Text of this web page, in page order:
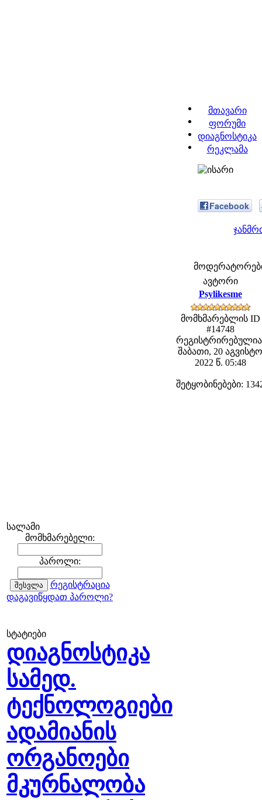
მთავარი
ფორუმი
დიაგნოსტიკა
რეკლამა
სალამი
მომხმარებელი:
პაროლი:
რეგისტრაცია
დაგავიწყდათ პაროლი?
სტატიები
დიაგნოსტიკა
სამედ.
ტექნოლოგიები
ადამიანის
ორგანოები
მკურნალობა
Facebook
მოდერატორები:
ავტორი
Psylikesme
მომხმარებლის ID
#14748
შაბათი, 20 აგვისტო
2022 წ. 05:48
შეტყობინებები: